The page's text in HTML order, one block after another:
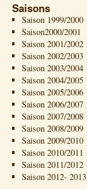
Saisons
Saison 1999/2000
Saison2000/2001
Saison 2001/2002
Saison 2002/2003
Saison 2003/2004
Saison 2004/2005
Saison 2005/2006
Saison 2006/2007
Saison 2007/2008
Saison 2008/2009
Saison 2009/2010
Saison 2010/2011
Saison 2011/2012
Saison 2012- 2013